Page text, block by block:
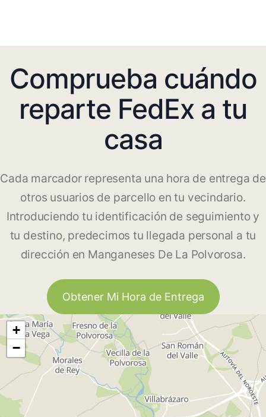
Comprueba cuándo
reparte FedEx a tu
casa
Cada marcador representa una hora de entrega de
otros usuarios de parcello en tu vecindario.
Introduciendo tu identificación de seguimiento y
tu destino, predecimos tu llegada personal a tu
dirección en Manganeses De La Polvorosa.
Obtener Mi Hora de Entrega
+
−